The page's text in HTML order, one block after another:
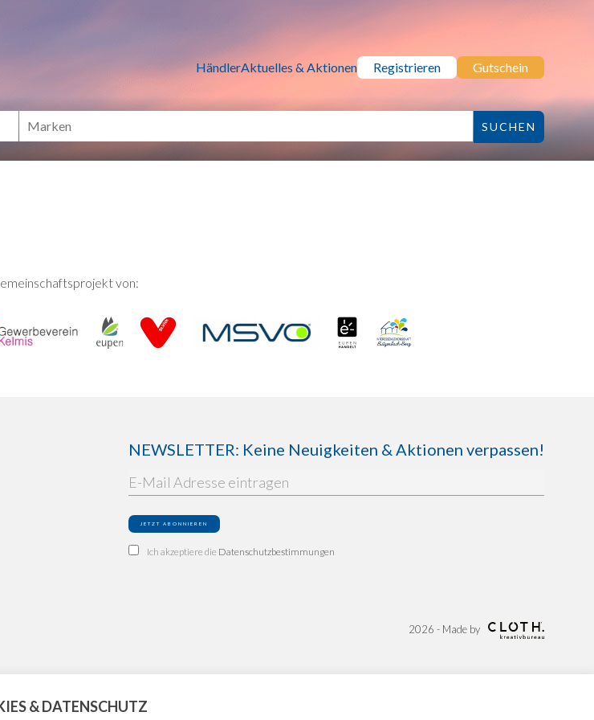
Shoppen HändlerAktuelles & Aktionen Registrieren Gutschein
von:
NEWSLETTER: Keine Neuigkeiten & Aktionen verpassen!
Ich akzeptiere die Datenschutzbestimmungen
2026 - Made by
& DATENSCHUTZ